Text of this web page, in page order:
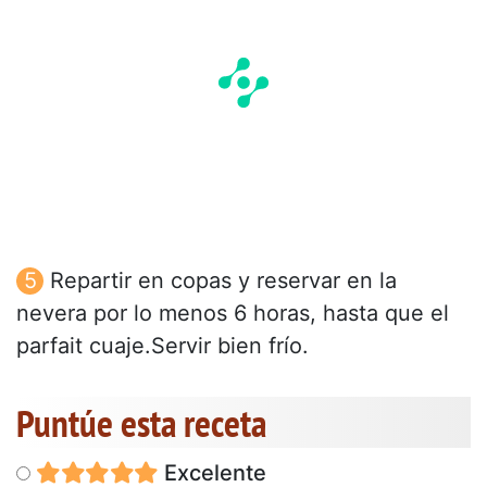
Repartir en copas y reservar en la
nevera por lo menos 6 horas, hasta que el
parfait cuaje.Servir bien frío.
Puntúe esta receta
Excelente